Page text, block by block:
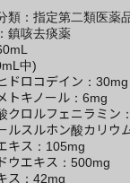
類：指定第二類医薬品
鎮咳去痰薬
中)
ドロコデイン：30mg
トキノール：6mg
クロルフェニラミン
ルスルホン酸カリウ
キス：105mg
ウエキス：500mg
ス：42mg